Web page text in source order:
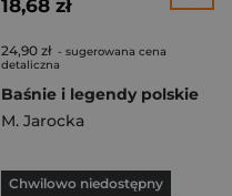
18,68 zł
24,90 zł - sugerowana cena
detaliczna
Baśnie i legendy polskie
M. Jarocka
Chwilowo niedostępny